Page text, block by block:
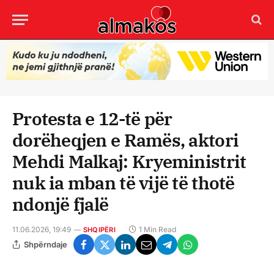
Protesta e 12-të për
dorëheqjen e Ramës, aktori
Mehdi Malkaj: Kryeministrit
nuk ia mban të vijë të thotë
ndonjë fjalë
11.06.2026, 19:49 SHQIPËRI 1 Min Read
Shpërndaje